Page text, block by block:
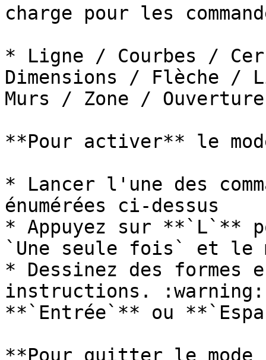
charge pour les
* Ligne / Courbes /
Dimensions / Flèche /
Murs / Zone /
**Pour activer** le
* Lancer l'une des
énumérées ci-dessus
* Appuyez sur **`L`**
`Une seule fois` et le
* Dessinez des
instructions.
**`Entrée`** ou
**Pour quitter le mode